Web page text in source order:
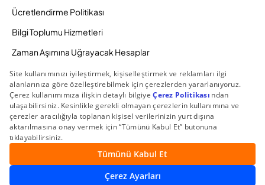
Ücretlendirme Politikası
Bilgi Toplumu Hizmetleri
Zaman Aşımına Uğrayacak Hesaplar
Duyurular ve Kampanyalar
© 2026 Gedik Yatırım Menkul Değerler AŞ. Tüm Hakları